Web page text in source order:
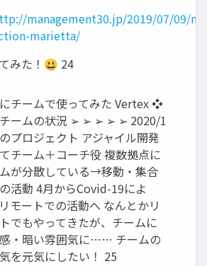
management30.jp/2019/07/09/
marietta/
みた！😃 24
チームで使ってみた Vertex ❖
ームの状況 ➢ ➢ ➢ ➢ ➢ 2020/1
プロジェクト アジャイル開発
チーム＋コーチ役 複数拠点に
が分散している→移動・集合
活動 4月からCovid-19によ
モートでの活動へ なんとかリ
でもやってきたが、チームに
・暗い雰囲気に…… チームの
を元気にしたい！ 25